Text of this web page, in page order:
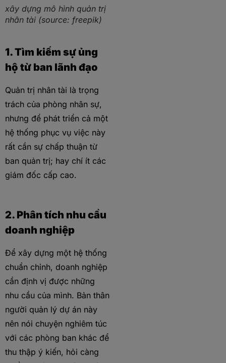
xây dựng mô hình quản trị
nhân tài (source: freepik)
1. Tìm kiếm sự ủng
hộ từ ban lãnh đạo
Quản trị nhân tài là trọng
trách của phòng nhân sự,
nhưng để phát triển cả một
hệ thống phục vụ việc này
rất cần sự chấp thuận từ
ban quản trị; hay chí ít các
giám đốc cấp cao.
2. Phân tích nhu cầu
doanh nghiệp
Để xây dựng một hệ thống
chuẩn chỉnh, doanh nghiệp
cần định vị được những
nhu cầu của mình. Bản thân
người quản lý dự án này
nên nói chuyện nghiêm túc
với các phòng ban khác để
thu thập ý kiến, hỏi càng